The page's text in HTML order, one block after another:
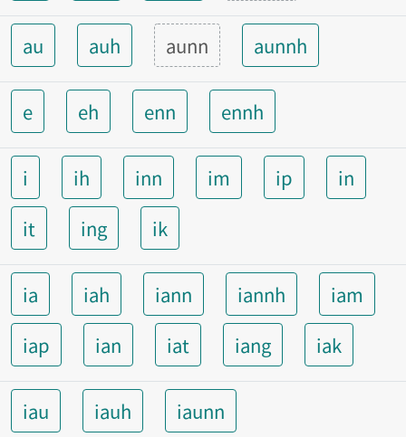
au auh aunn aunnh
e eh enn ennh
i ih inn im ip
in
it
ing ik
ia iah iann iannh
iam
iap
ian iat iang iak
iau iauh iaunn